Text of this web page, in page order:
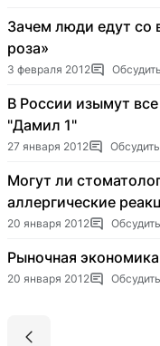
Зачем люди едут со
роза»
3 февраля 2012 Обсудить
В России изымут
"Дамил 1"
27 января 2012 Обсудить
Могут ли
аллергические
20 января 2012 Обсудить
Рыночная
20 января 2012 Обсудить